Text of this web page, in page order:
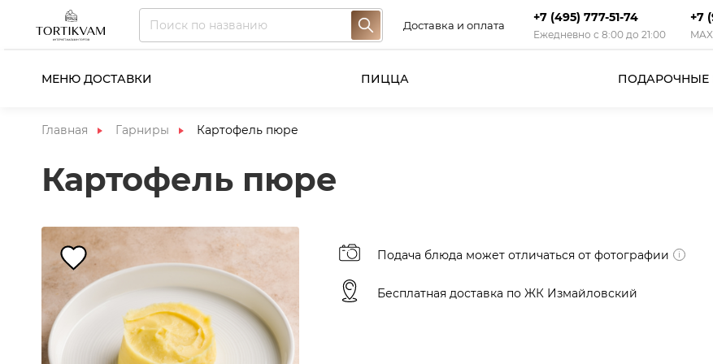
Доставка и оплата
+7 (495) 777-51-74
Ежедневно с 8:00 до 21:00
+7
MAX
МЕНЮ ДОСТАВКИ ПИЦЦА ПОДАРОЧНЫЕ
Главная Гарниры Картофель пюре
Картофель пюре
Подача блюда может отличаться от фотографии
Бесплатная доставка по ЖК Измайловский